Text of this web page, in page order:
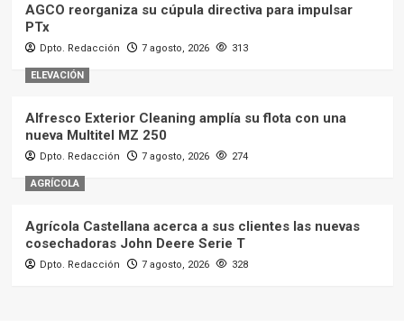
AGCO reorganiza su cúpula directiva para impulsar
PTx
Dpto. Redacción 7 agosto, 2026 313
ELEVACIÓN
Alfresco Exterior Cleaning amplía su flota con una
nueva Multitel MZ 250
Dpto. Redacción 7 agosto, 2026 274
AGRÍCOLA
Agrícola Castellana acerca a sus clientes las nuevas
cosechadoras John Deere Serie T
Dpto. Redacción 7 agosto, 2026 328